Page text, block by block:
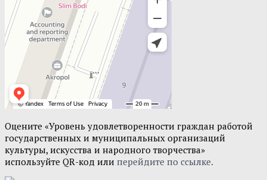
Оцените «Уровень удовлетворенности граждан работой
государственных и муниципальных организаций
культуры, искусства и народного творчества»
используйте QR-код или перейдите по ссылке.